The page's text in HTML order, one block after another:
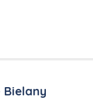
Bielany